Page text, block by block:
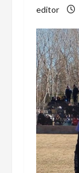
editor